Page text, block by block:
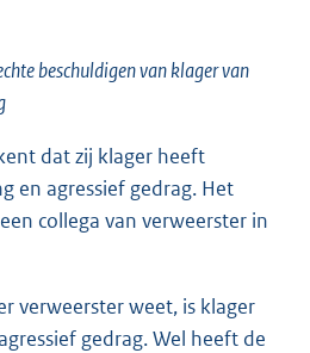
beschuldigen van klager van
dat zij klager heeft
en agressief gedrag. Het
collega van verweerster in
verweerster weet, is klager
gedrag. Wel heeft de